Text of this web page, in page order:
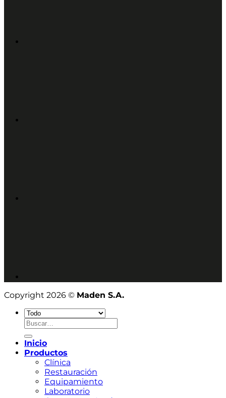
Copyright 2026 © Maden S.A.
Buscar
Inicio
Productos
Clínica
Restauración
Equipamiento
Laboratorio